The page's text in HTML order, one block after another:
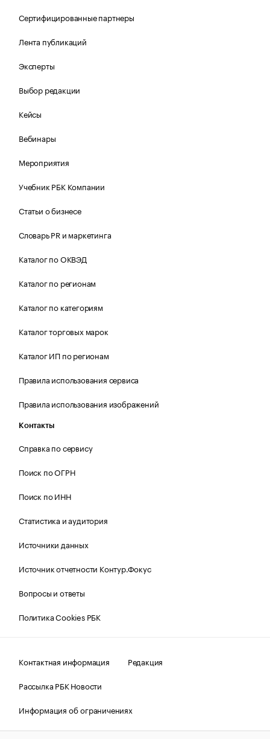
Сертифицированные партнеры
Лента публикаций
Эксперты
Выбор редакции
Кейсы
Вебинары
Мероприятия
Учебник РБК Компании
Статьи о бизнесе
Словарь PR и маркетинга
Каталог по ОКВЭД
Каталог по регионам
Каталог по категориям
Каталог торговых марок
Каталог ИП по регионам
Правила использования сервиса
Правила использования изображений
Контакты
Справка по сервису
Поиск по ОГРН
Поиск по ИНН
Статистика и аудитория
Источники данных
Источник отчетности Контур.Фокус
Вопросы и ответы
Политика Cookies РБК
Контактная информация
Редакция
Рассылка РБК Новости
Информация об ограничениях
Правовая информация
О соблюдении авторских прав